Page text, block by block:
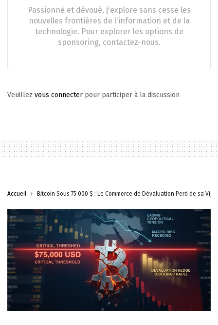
Passionné et dévoué, j'explore sans cesse les
nouvelles frontières de l'information et de la
technologie. Pour explorer les options de
sponsoring, contactez-nous.
Veuillez vous connecter pour participer à la discussion
Accueil Bitcoin Sous 75 000 $ : Le Commerce de Dévaluation Perd de sa